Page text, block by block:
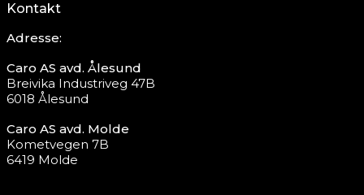
Kontakt
Adresse:
Caro AS avd. Ålesund
Breivika Industriveg 47B
6018 Ålesund
Caro AS avd. Molde
Kometvegen 7B
6419 Molde